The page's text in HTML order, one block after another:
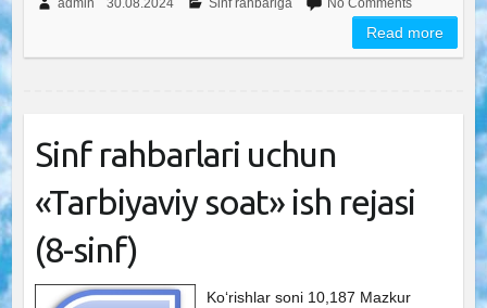
admin 30.08.2024 Sinf rahbariga No Comments
Read more
Sinf rahbarlari uchun
«Tarbiyaviy soat» ish rejasi
(8-sinf)
Ko‘rishlar soni 10,187 Mazkur